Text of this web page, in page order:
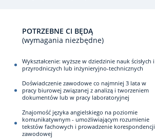
POTRZEBNE CI BĘDĄ
(wymagania niezbędne)
Wykształcenie: wyższe w dziedzinie nauk ścisłych i
przyrodniczych lub inżynieryjno-technicznych
Doświadczenie zawodowe co najmniej 3 lata w
pracy biurowej związanej z analizą i tworzeniem
dokumentów lub w pracy laboratoryjnej
Znajomość języka angielskiego na poziomie
komunikatywnym - umożliwiającym rozumienie
tekstów fachowych i prowadzenie korespondencji
zawodowej